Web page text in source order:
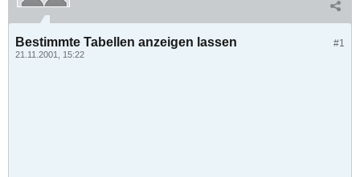
#1
Bestimmte Tabellen anzeigen lassen
21.11.2001, 15:22